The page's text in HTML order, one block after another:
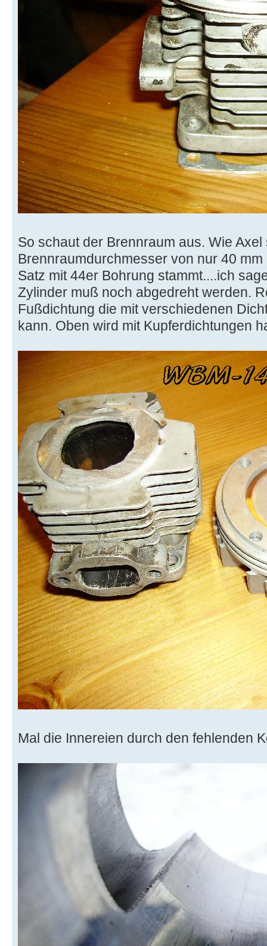
So schaut der Brennraum aus. Wie
Brennraumdurchmesser von nur 40
Satz mit 44er Bohrung stammt....ich
Zylinder muß noch abgedreht werden.
Fußdichtung die mit verschiedenen
kann. Oben wird mit Kupferdichtungen
Mal die Innereien durch den fehlenden